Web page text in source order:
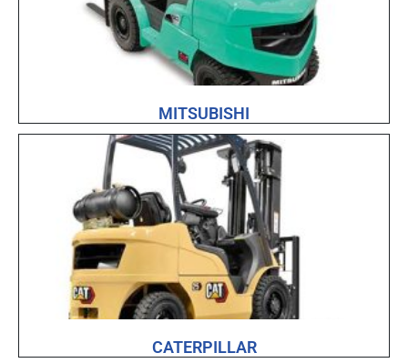
MITSUBISHI
CATERPILLAR